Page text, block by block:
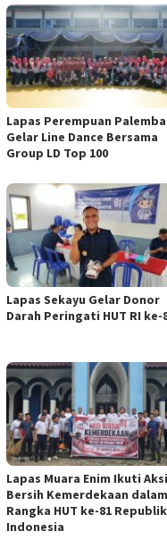
Lapas Perempuan
Gelar Line Dance Bersama
Group LD Top 100
Lapas Sekayu Gelar Donor
Darah Peringati HUT RI ke-
Lapas Muara Enim Ikuti Aksi
Bersih Kemerdekaan dalam
Rangka HUT ke-81 Republik
Indonesia